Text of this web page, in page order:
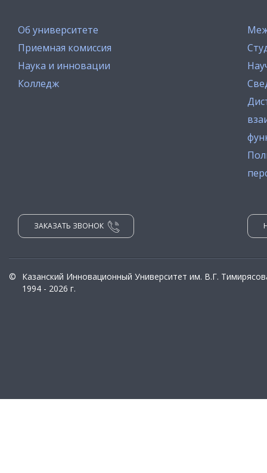
Об университете
Приемная комиссия
Наука и инновации
Колледж
ЗАКАЗАТЬ ЗВОНОК
©
Казанский Инновационный Университет им. В.Г.
1994 - 2026 г.